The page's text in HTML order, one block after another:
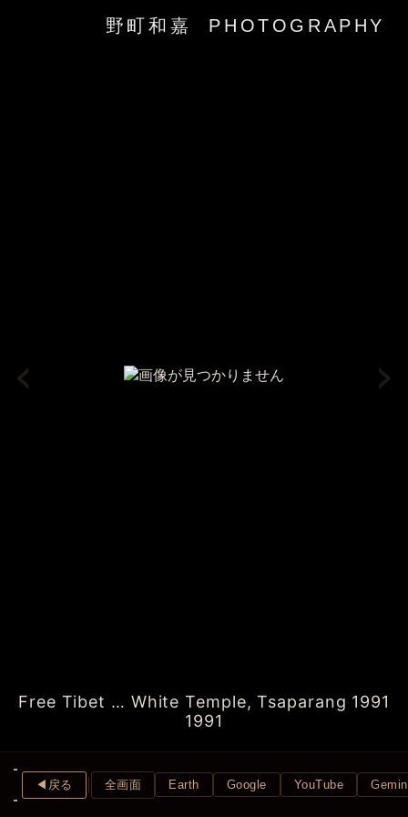
野町和嘉 PHOTOGRAPHY
‹
Free Tibet … White Temple, Tsaparang 1991
1991
›
◀︎戻る 全画面 Earth Google YouTube